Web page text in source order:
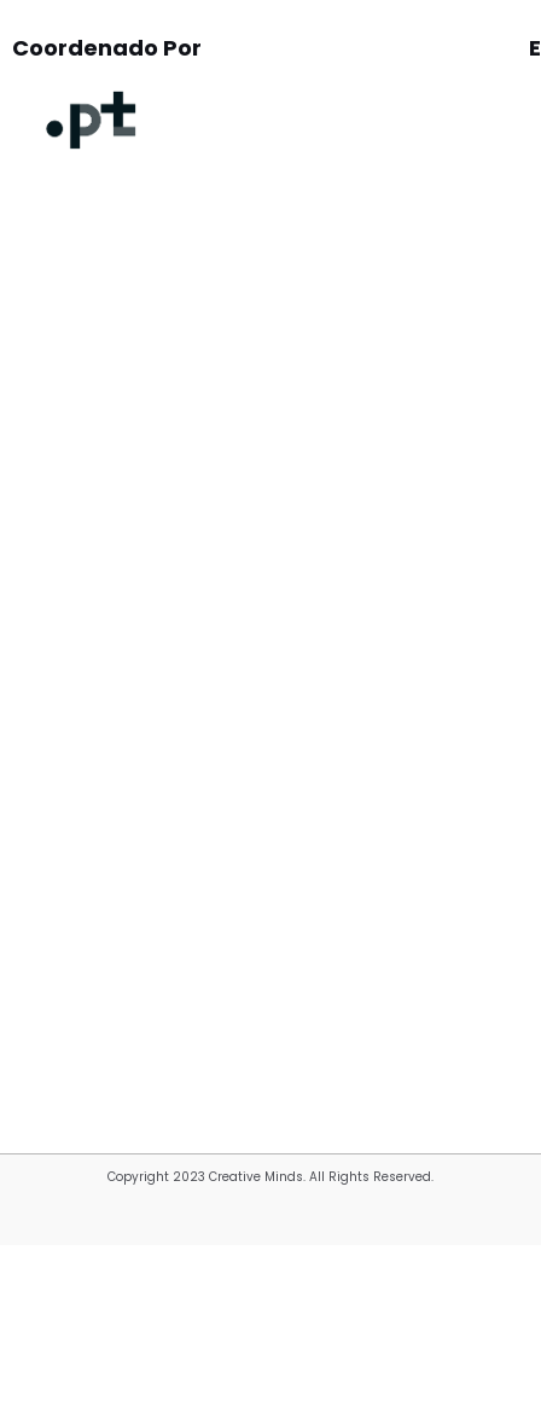
Coordenado Por
Copyright 2023 Creative Minds. All Rights Reserved.